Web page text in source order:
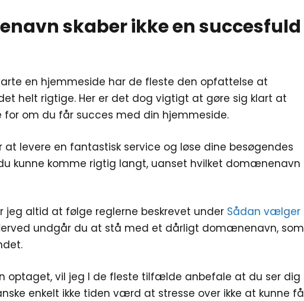
skaber ikke en succesfuld
en hjemmeside har de fleste den opfattelse at
helt rigtige. Her er det dog vigtigt at gøre sig klart at
om du får succes med din hjemmeside.
at levere en fantastisk service og løse dine besøgendes
kunne komme rigtig langt, uanset hvilket domænenavn
jeg altid at følge reglerne beskrevet under Sådan vælger
undgår du at stå med et dårligt domænenavn, som
optaget, vil jeg I de fleste tilfælde anbefale at du ser dig
enkelt ikke tiden værd at stresse over ikke at kunne få